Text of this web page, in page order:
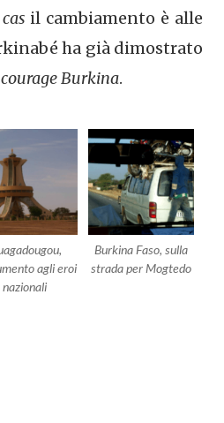
il cambiamento è alle
ha già dimostrato
Burkina.
agli eroi
nazionali
Burkina Faso, sulla
strada per Mogtedo